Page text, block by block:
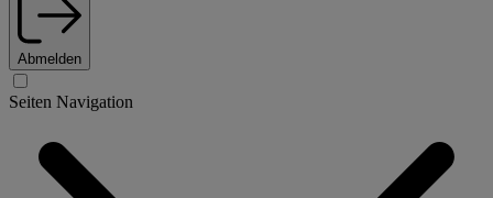
Abmelden
Seiten Navigation